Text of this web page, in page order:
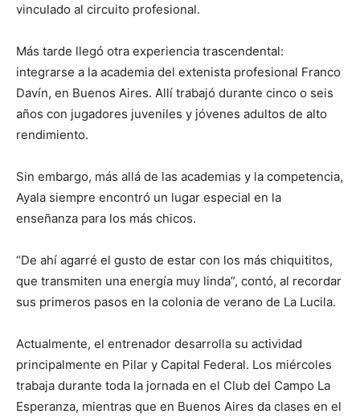
vinculado al circuito profesional.
Más tarde llegó otra experiencia trascendental:
integrarse a la academia del extenista profesional Franco
Davín, en Buenos Aires. Allí trabajó durante cinco o seis
años con jugadores juveniles y jóvenes adultos de alto
rendimiento.
Sin embargo, más allá de las academias y la competencia,
Ayala siempre encontró un lugar especial en la
enseñanza para los más chicos.
“De ahí agarré el gusto de estar con los más chiquititos,
que transmiten una energía muy linda”, contó, al recordar
sus primeros pasos en la colonia de verano de La Lucila.
Actualmente, el entrenador desarrolla su actividad
principalmente en Pilar y Capital Federal. Los miércoles
trabaja durante toda la jornada en el Club del Campo La
Esperanza, mientras que en Buenos Aires da clases en el